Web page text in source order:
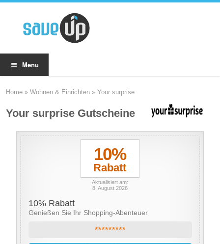
Menu
Home »Wohnen & Einrichten »Your surprise
Your surprise Gutscheine
10%
Rabatt
Aktualisiert am:
8. August 2026
10% Rabatt
Genießen Sie Ihr Shopping-Abenteuer
*********